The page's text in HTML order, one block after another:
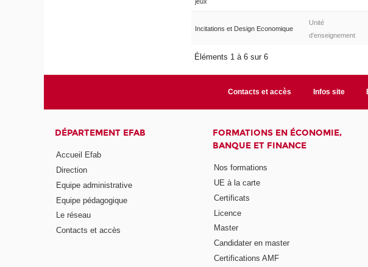
jeux
Incitations et Design Economique
Unité
d’enseignement
Éléments 1 à 6 sur 6
Contacts et accès Infos site
DÉPARTEMENT EFAB
Accueil Efab
Direction
Equipe administrative
Equipe pédagogique
Le réseau
Contacts et accès
FORMATIONS EN ÉCONOMIE,
BANQUE ET FINANCE
Nos formations
UE à la carte
Certificats
Licence
Master
Candidater en master
Certifications AMF